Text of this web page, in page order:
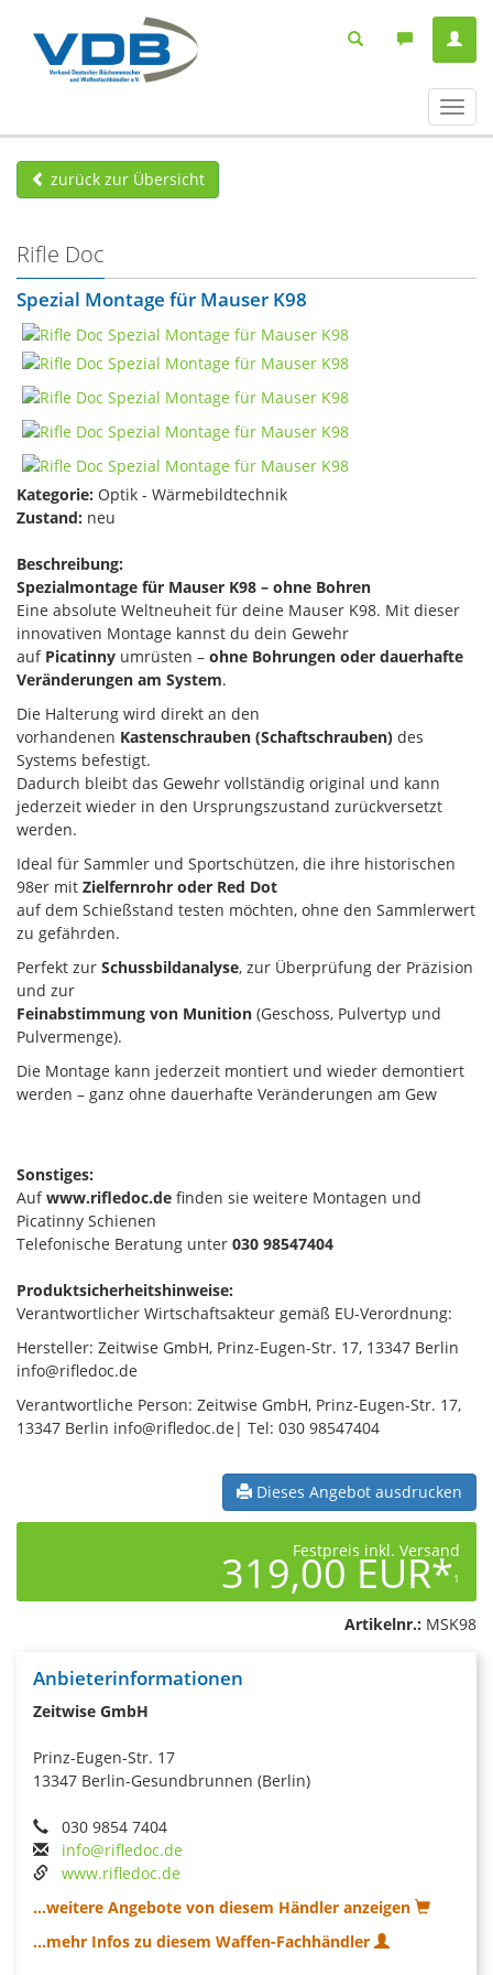
ein-/
zurück zur Übersicht
Rifle Doc
Spezial Montage für Mauser K98
Kategorie: Optik - Wärmebildtechnik
Zustand: neu
Beschreibung:
Spezialmontage für Mauser K98 – ohne Bohren
Eine absolute Weltneuheit für deine Mauser K98. Mit dieser
innovativen Montage kannst du dein Gewehr
auf Picatinny umrüsten – ohne Bohrungen oder dauerhafte
Veränderungen am System.
Die Halterung wird direkt an den
vorhandenen Kastenschrauben (Schaftschrauben) des
Systems befestigt.
Dadurch bleibt das Gewehr vollständig original und kann
jederzeit wieder in den Ursprungszustand zurückversetzt
werden.
Ideal für Sammler und Sportschützen, die ihre historischen
98er mit Zielfernrohr oder Red Dot
auf dem Schießstand testen möchten, ohne den Sammlerwert
zu gefährden.
Perfekt zur Schussbildanalyse, zur Überprüfung der Präzision
und zur
Feinabstimmung von Munition (Geschoss, Pulvertyp und
Pulvermenge).
Die Montage kann jederzeit montiert und wieder demontiert
werden – ganz ohne dauerhafte Veränderungen am Gew
Sonstiges:
Aufwww.rifledoc.de finden sie weitere Montagen und
Picatinny Schienen
Telefonische Beratung unter 030 98547404
Produktsicherheitshinweise:
Verantwortlicher Wirtschaftsakteur gemäß EU-Verordnung:
Hersteller: Zeitwise GmbH, Prinz-Eugen-Str. 17, 13347 Berlin
info@rifledoc.de
Verantwortliche Person: Zeitwise GmbH, Prinz-Eugen-Str. 17,
13347 Berlin info@rifledoc.de| Tel: 030 98547404
Dieses Angebot ausdrucken
Festpreis inkl. Versand
319,00 EUR*1
Artikelnr.: MSK98
Anbieterinformationen
Zeitwise GmbH
Prinz-Eugen-Str. 17
13347 Berlin-Gesundbrunnen (Berlin)
030 9854 7404
info@rifledoc.de
www.rifledoc.de
...weitere Angebote von diesem Händler anzeigen
...mehr Infos zu diesem Waffen-Fachhändler